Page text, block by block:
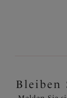
Bleiben